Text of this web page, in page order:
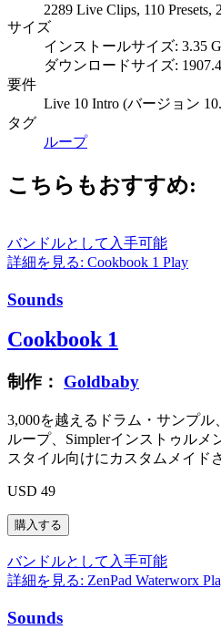
2289 Live Clips, 110 Presets,
サイズ
インストールサイズ: 3.35
ダウンロードサイズ:
要件
Live 10 Intro (バージョン
タグ
ループ
こちらもおすすめ:
バンドルとして入手可能
詳細を見る: Cookbook 1 Play
Sounds
Cookbook 1
制作： Goldbaby
3,000を越えるドラム・サンプル
ループ、Simplerインストゥルメ
スタイル向けにカスタムメイド
USD 49
バンドルとして入手可能
詳細を見る: ZenPad Waterworx
Sounds